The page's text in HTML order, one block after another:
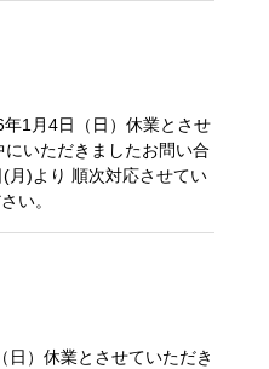
1月4日（日）休業とさせ
いただきましたお問い合
月)より 順次対応させてい
い。
）休業とさせていただき